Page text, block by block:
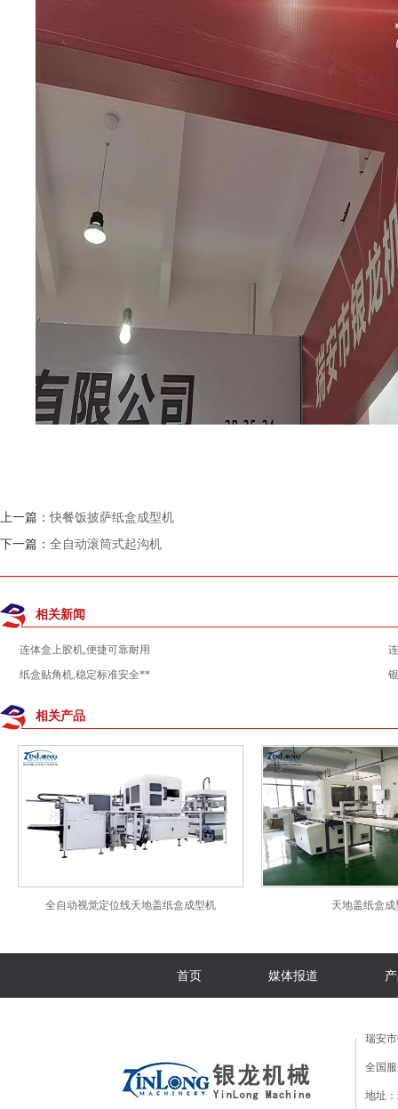
上一篇：快餐饭披萨纸盒成型机
下一篇： 全自动滚筒式起沟机
相关新闻
连体盒上胶机,便捷可靠耐用
纸盒贴角机,稳定标准安全**
相关产品
全自动视觉定位线天地盖纸盒成型机 天地盖纸盒成
首页 媒体报道
瑞安
全国
地址